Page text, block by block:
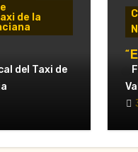
de la
tras
por el
del Taxi de
al